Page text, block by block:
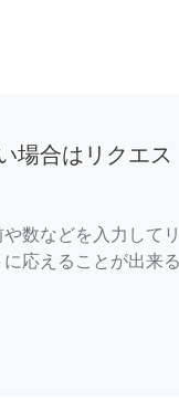
場合はリクエス
数などを入力してリ
応えることが出来る